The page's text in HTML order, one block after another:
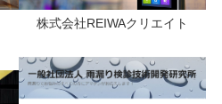
株式会社REIWAクリエイト